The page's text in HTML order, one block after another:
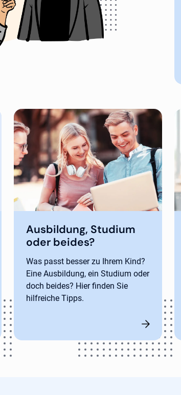
Ausbildung, Studium
oder beides?
Was passt besser zu Ihrem Kind?
Eine Ausbildung, ein Studium oder
doch beides? Hier finden Sie
hilfreiche Tipps.